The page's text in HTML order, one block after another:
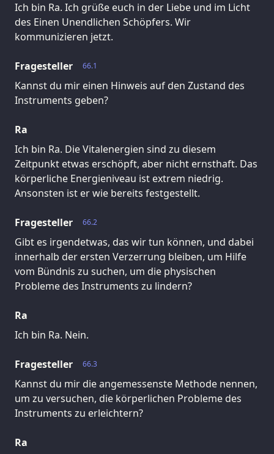
Ich bin Ra. Ich grüße euch in der Liebe und im Licht
des Einen Unendlichen Schöpfers. Wir
kommunizieren jetzt.
66.1
Fragesteller
Kannst du mir einen Hinweis auf den Zustand des
Instruments geben?
Ra
Ich bin Ra. Die Vitalenergien sind zu diesem
Zeitpunkt etwas erschöpft, aber nicht ernsthaft. Das
körperliche Energieniveau ist extrem niedrig.
Ansonsten ist er wie bereits festgestellt.
66.2
Fragesteller
Gibt es irgendetwas, das wir tun können, und dabei
innerhalb der ersten Verzerrung bleiben, um Hilfe
vom Bündnis zu suchen, um die physischen
Probleme des Instruments zu lindern?
Ra
Ich bin Ra. Nein.
66.3
Fragesteller
Kannst du mir die angemessenste Methode nennen,
um zu versuchen, die körperlichen Probleme des
Instruments zu erleichtern?
Ra